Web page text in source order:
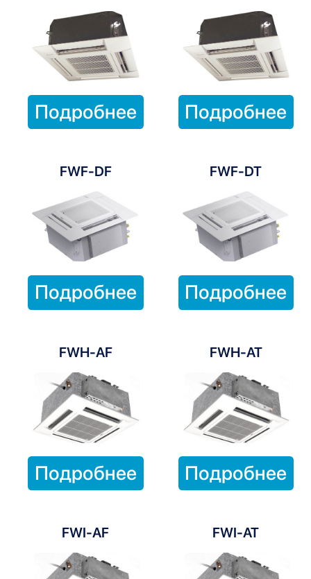
Подробнее Подробнее
FWF-DF
Подробнее
FWF-DT
Подробнее
FWH-AF
Подробнее
FWH-AT
Подробнее
FWI-AF FWI-AT